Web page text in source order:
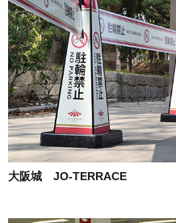
大阪城 JO-TERRACE